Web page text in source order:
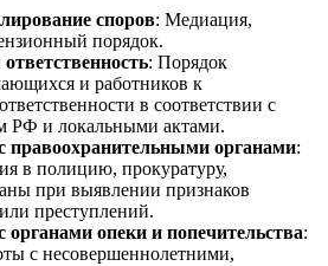
споров: Медиация,
порядок.
: Порядок
и работников к
в соответствии с
РФ и локальными актами.
правоохранительными органами:
в полицию, прокуратуру,
при выявлении признаков
преступлений.
органами опеки и попечительства:
с несовершеннолетними,